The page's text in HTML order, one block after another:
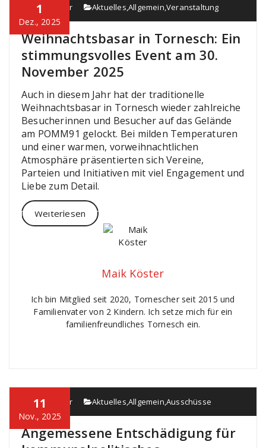
1
Dez., 2025
Maik Köster Aktuelles,Allgemein,Veranstaltung
Weihnachtsbasar in Tornesch: Ein
stimmungsvolles Event am 30.
November 2025
Auch in diesem Jahr hat der traditionelle
Weihnachtsbasar in Tornesch wieder zahlreiche
Besucherinnen und Besucher auf das Gelände
am POMM91 gelockt. Bei milden Temperaturen
und einer warmen, vorweihnachtlichen
Atmosphäre präsentierten sich Vereine,
Parteien und Initiativen mit viel Engagement und
Liebe zum Detail.
Weiterlesen
Maik Köster
Ich bin Mitglied seit 2020, Tornescher seit 2015 und
Familienvater von 2 Kindern. Ich setze mich für ein
familienfreundliches Tornesch ein.
11
Nov., 2025
Maik Köster Aktuelles,Allgemein,Ausschüsse
Angemessene Entschädigung für